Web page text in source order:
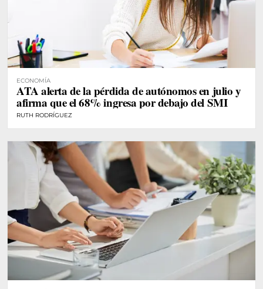
ECONOMÍA
ATA alerta de la pérdida de autónomos en julio y
afirma que el 68% ingresa por debajo del SMI
RUTH RODRÍGUEZ